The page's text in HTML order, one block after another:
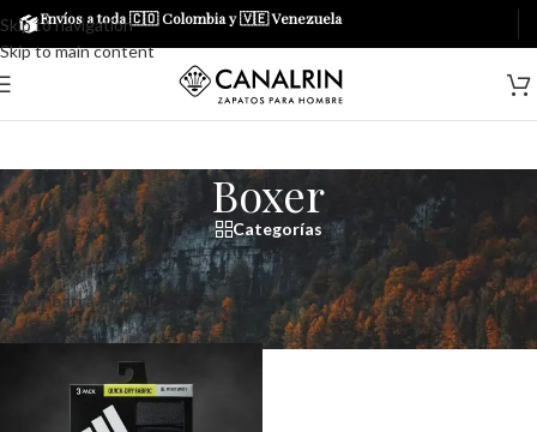
Skip to navigation
Skip to main content
Envíos a toda 🇨🇴 Colombia y 🇻🇪 Venezuela
Boxer
Categorías
Inicio/Boxer Mostrando el único resultado
Ver barra lateral